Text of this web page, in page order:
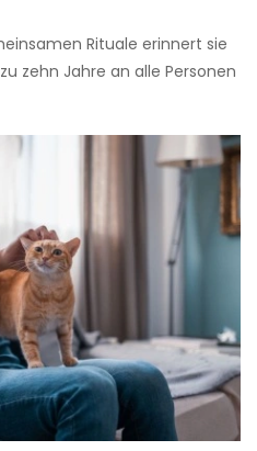
Rituale erinnert sie
zehn Jahre an alle Personen